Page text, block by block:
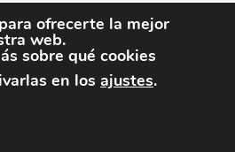
Siguiente
Política de cookies
sobre las cookies
ofrecerte la mejor
web.
sobre qué cookies
en los ajustes.